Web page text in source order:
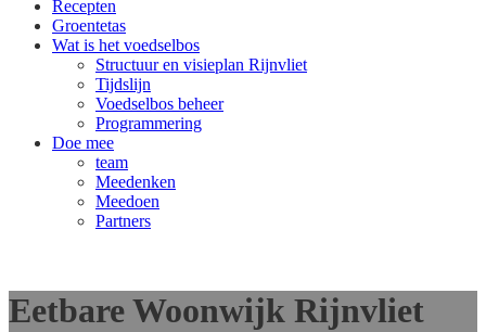
Recepten
Groentetas
Wat is het voedselbos
Structuur en visieplan Rijnvliet
Tijdslijn
Voedselbos beheer
Programmering
Doe mee
team
Meedenken
Meedoen
Partners
Eetbare Woonwijk Rijnvliet